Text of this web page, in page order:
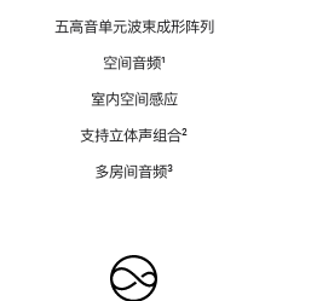
五高音单元波束成形阵列
空间音频脚
¹
室内空间感应
支持立体声组合脚
²
多房间音频脚
³